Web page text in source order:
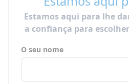
Estamos aqui para lhe
a confiança para
O seu nome